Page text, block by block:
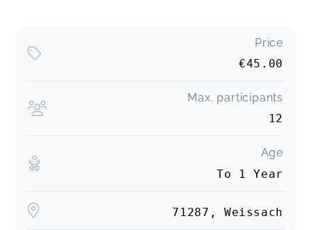
Price
€45.00
Max. participants
12
Age
To 1 Year
71287, Weissach